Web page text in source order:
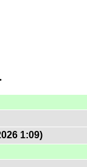
1:09)